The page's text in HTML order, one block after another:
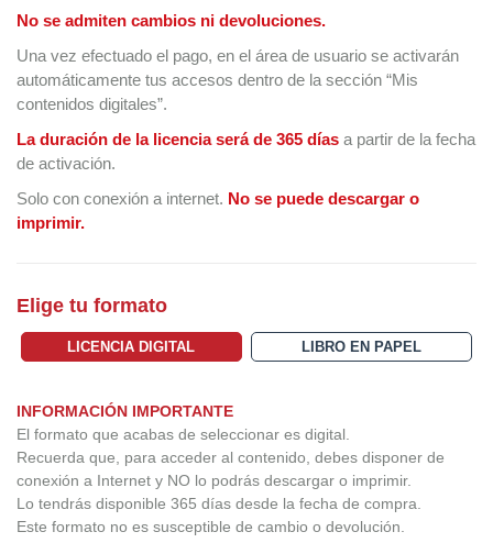
No se admiten cambios ni devoluciones.
Una vez efectuado el pago, en el área de usuario se activarán
automáticamente tus accesos dentro de la sección “Mis
contenidos digitales”.
La duración de la licencia será de 365 días a partir de la fecha
de activación.
Solo con conexión a internet. No se puede descargar o
imprimir.
Elige tu formato
LICENCIA DIGITAL LIBRO EN PAPEL
INFORMACIÓN IMPORTANTE
El formato que acabas de seleccionar es digital.
Recuerda que, para acceder al contenido, debes disponer de
conexión a Internet y NO lo podrás descargar o imprimir.
Lo tendrás disponible 365 días desde la fecha de compra.
Este formato no es susceptible de cambio o devolución.